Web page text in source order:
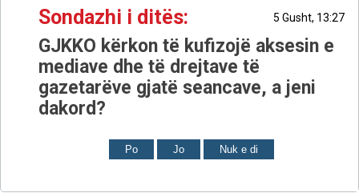
Sondazhi i ditës: 5 Gusht, 13:27
GJKKO kërkon të kufizojë aksesin e
mediave dhe të drejtave të
gazetarëve gjatë seancave, a jeni
dakord?
Po Jo Nuk e di